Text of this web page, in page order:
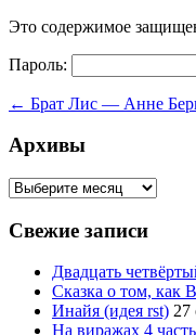
Это содержимое
Пароль:
Навигация
по
записям
← Брат Лис — Анне
Архивы
Архивы
Свежие записи
Двадцать
Сказка о том, как
Инайя (идея rst) 27
На виражах 4 часть